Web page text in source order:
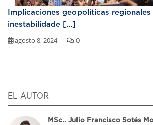
Implicaciones geopolíticas regionales
inestabilidade [...]
agosto 8, 2024 0
EL AUTOR
MSc.. Julio Francisco Sotés